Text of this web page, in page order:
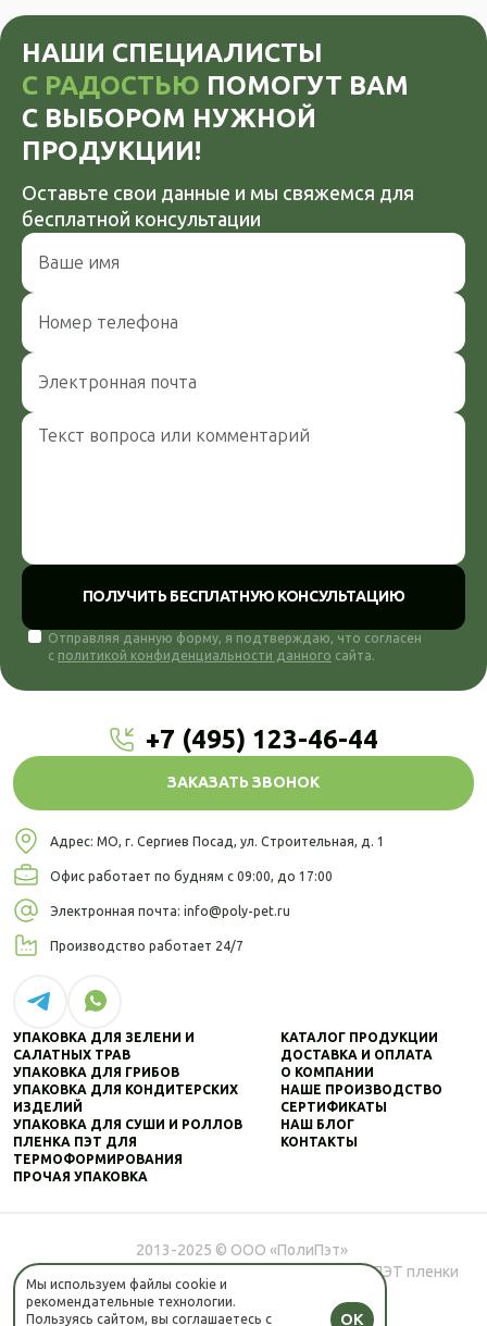
НАШИ СПЕЦИАЛИСТЫ
С РАДОСТЬЮ ПОМОГУТ ВАМ
С ВЫБОРОМ НУЖНОЙ
ПРОДУКЦИИ!
Оставьте свои данные и мы свяжемся для
бесплатной консультации
ПОЛУЧИТЬ БЕСПЛАТНУЮ КОНСУЛЬТАЦИЮ
Отправляя данную форму, я подтверждаю, что согласен
с политикой конфиденциальности данного сайта.
+7 (495) 123-46-44
ЗАКАЗАТЬ ЗВОНОК
Адрес: МО, г. Сергиев Посад, ул. Строительная, д. 1
Офис работает по будням с 09:00, до 17:00
Электронная почта: info@poly-pet.ru
Производство работает 24/7
УПАКОВКА ДЛЯ ЗЕЛЕНИ И
САЛАТНЫХ ТРАВ
УПАКОВКА ДЛЯ ГРИБОВ
УПАКОВКА ДЛЯ КОНДИТЕРСКИХ
ИЗДЕЛИЙ
УПАКОВКА ДЛЯ СУШИ И РОЛЛОВ
ПЛЕНКА ПЭТ ДЛЯ
ТЕРМОФОРМИРОВАНИЯ
ПРОЧАЯ УПАКОВКА
КАТАЛОГ ПРОДУКЦИИ
ДОСТАВКА И ОПЛАТА
О КОМПАНИИ
НАШЕ ПРОИЗВОДСТВО
СЕРТИФИКАТЫ
НАШ БЛОГ
КОНТАКТЫ
2013-2025 © ООО «ПолиПэт»
Производство и продажа пищевой упаковки из ПЭТ пленки
Политика конфиденциальности
Мы используем файлы cookie и
рекомендательные технологии.
Пользуясь сайтом, вы соглашаетесь с
OK